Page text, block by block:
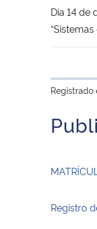
Dia 14 de
“Sistemas
Registrado
Registro